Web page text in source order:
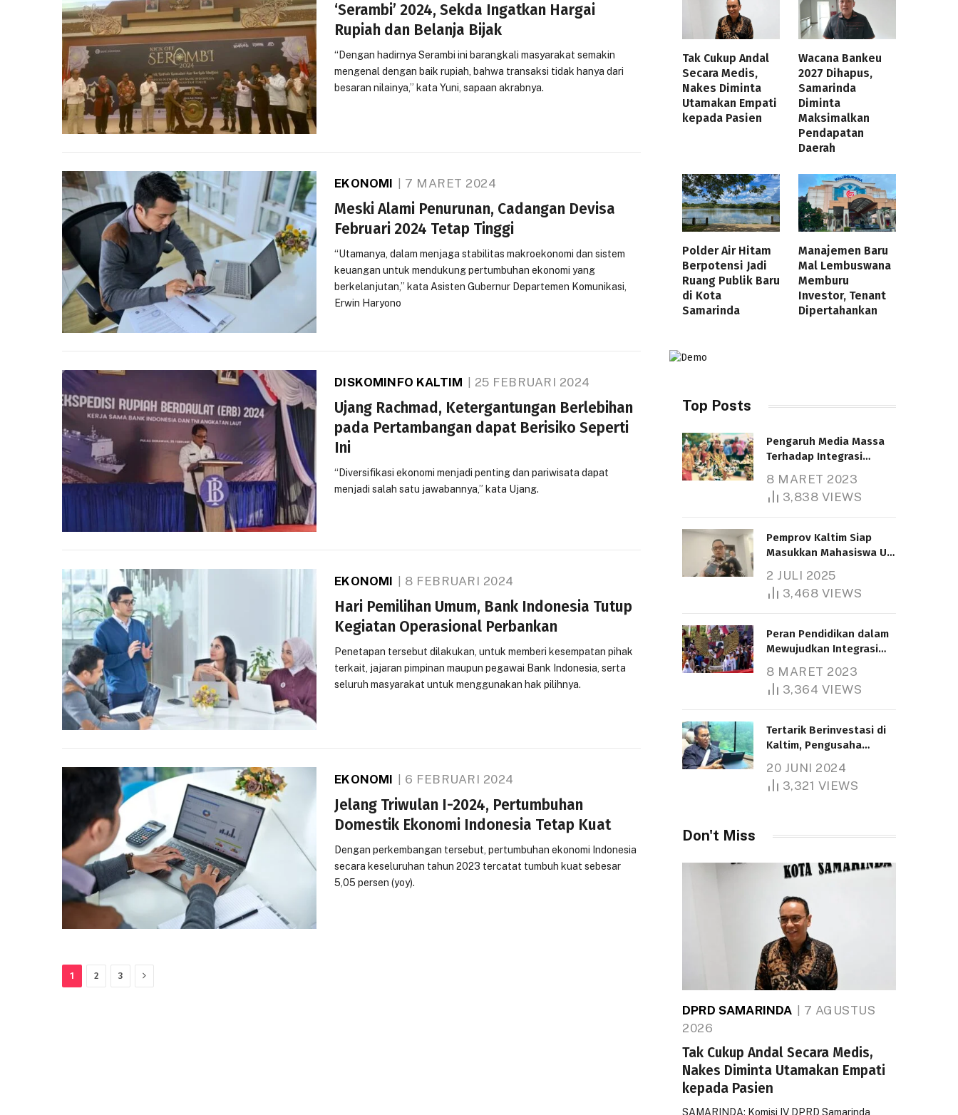
‘Serambi’ 2024, Sekda Ingatkan Hargai
Rupiah dan Belanja Bijak
“Dengan hadirnya Serambi ini barangkali masyarakat semakin
mengenal dengan baik rupiah, bahwa transaksi tidak hanya dari
besaran nilainya,” kata Yuni, sapaan akrabnya.
EKONOMI 7 MARET 2024
Meski Alami Penurunan, Cadangan Devisa
Februari 2024 Tetap Tinggi
“Utamanya, dalam menjaga stabilitas makroekonomi dan sistem
keuangan untuk mendukung pertumbuhan ekonomi yang
berkelanjutan,” kata Asisten Gubernur Departemen Komunikasi,
Erwin Haryono
DISKOMINFO KALTIM 25 FEBRUARI 2024
Ujang Rachmad, Ketergantungan Berlebihan
pada Pertambangan dapat Berisiko Seperti
Ini
“Diversifikasi ekonomi menjadi penting dan pariwisata dapat
menjadi salah satu jawabannya,” kata Ujang.
EKONOMI 8 FEBRUARI 2024
Hari Pemilihan Umum, Bank Indonesia Tutup
Kegiatan Operasional Perbankan
Penetapan tersebut dilakukan, untuk memberi kesempatan pihak
terkait, jajaran pimpinan maupun pegawai Bank Indonesia, serta
seluruh masyarakat untuk menggunakan hak pilihnya.
EKONOMI 6 FEBRUARI 2024
Jelang Triwulan I-2024, Pertumbuhan
Domestik Ekonomi Indonesia Tetap Kuat
Dengan perkembangan tersebut, pertumbuhan ekonomi Indonesia
secara keseluruhan tahun 2023 tercatat tumbuh kuat sebesar
5,05 persen (yoy).
1 2 3 Next
Tak Cukup Andal
Secara Medis,
Nakes Diminta
Utamakan Empati
kepada Pasien
Wacana Bankeu
2027 Dihapus,
Samarinda
Diminta
Maksimalkan
Pendapatan
Daerah
Polder Air Hitam
Berpotensi Jadi
Ruang Publik Baru
di Kota
Samarinda
Manajemen Baru
Mal Lembuswana
Memburu
Investor, Tenant
Dipertahankan
Top Posts
Pengaruh Media Massa
Terhadap Integrasi
8 MARET 2023
3,838 VIEWS
Pemprov Kaltim Siap
Masukkan Mahasiswa UT
Bantuan Pendidikan
Gratispol
2 JULI 2025
3,468 VIEWS
Peran Pendidikan dalam
Mewujudkan Integrasi
8 MARET 2023
3,364 VIEWS
Tertarik Berinvestasi di
Kaltim, Pengusaha
1.000 Hektare
20 JUNI 2024
3,321 VIEWS
Don't Miss
DPRD SAMARINDA
7 AGUSTUS
2026
Tak Cukup Andal Secara Medis,
Nakes Diminta Utamakan Empati
kepada Pasien
SAMARINDA: Komisi IV DPRD Samarinda